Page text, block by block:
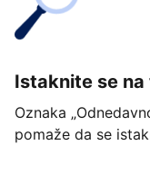
Istaknite se
Oznaka
pomaže da se